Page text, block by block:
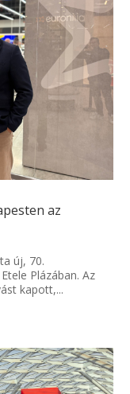
az
új, 70.
Plázában. Az
kapott,...